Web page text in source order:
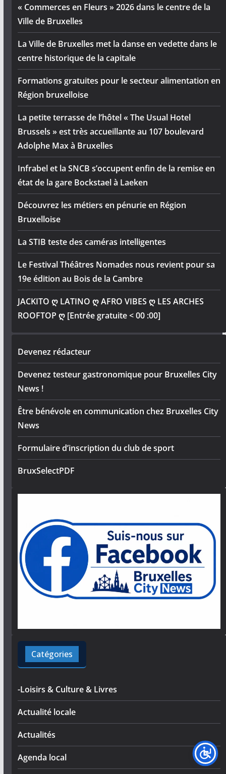
« Commerces en Fleurs » 2026 dans le centre de la
Ville de Bruxelles
La Ville de Bruxelles met la danse en vedette dans le
centre historique de la capitale
Formations gratuites pour le secteur alimentation en
Région bruxelloise
La petite terrasse de l’hôtel « The Usual Hotel
Brussels » est très accueillante au 107 boulevard
Adolphe Max à Bruxelles
Infrabel et la SNCB s’occupent enfin de la remise en
état de la gare Bockstael à Laeken
Découvrez les métiers en pénurie en Région
Bruxelloise
La STIB teste des caméras intelligentes
Le Festival Théâtres Nomades nous revient pour sa
19e édition au Bois de la Cambre
JACKITO ღ LATINO ღ AFRO VIBES ღ LES ARCHES
ROOFTOP ღ [Entrée gratuite < 00 :00]
Devenez rédacteur
Devenez testeur gastronomique pour Bruxelles City
News !
Être bénévole en communication chez Bruxelles City
News
Formulaire d’inscription du club de sport
BruxSelectPDF
Catégories
-Loisirs & Culture & Livres
Actualité locale
Actualités
Agenda local